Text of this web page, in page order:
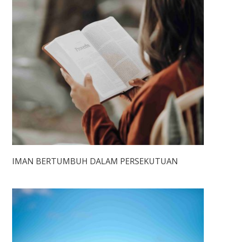
IMAN BERTUMBUH DALAM PERSEKUTUAN